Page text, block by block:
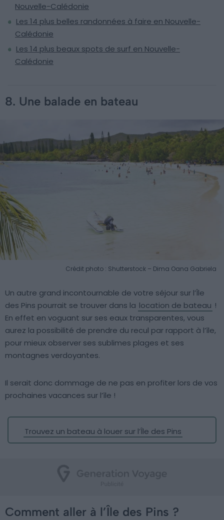
Nouvelle-Calédonie
Les 14 plus belles randonnées à faire en Nouvelle-
Calédonie
Les 14 plus beaux spots de surf en Nouvelle-
Calédonie
8. Une balade en bateau
Crédit photo : Shutterstock – Dima Oana Gabriela
Un autre grand incontournable de votre séjour sur l’Île
des Pins pourrait se trouver dans la location de bateau !
En effet en voguant sur ses eaux transparentes, vous
aurez la possibilité de prendre du recul par rapport à l’île,
pour mieux observer ses sublimes plages et ses
montagnes verdoyantes.
Il serait donc dommage de ne pas en profiter lors de vos
prochaines vacances sur l’île !
Trouvez un bateau à louer sur l’Île des Pins
Comment aller à l’Île des Pins ?